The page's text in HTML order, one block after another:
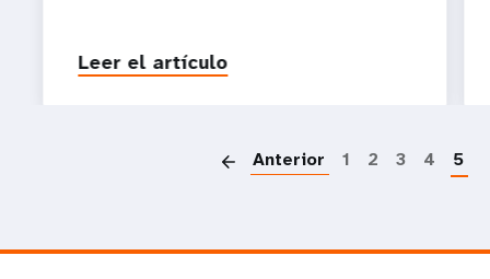
Leer el artículo
Anterior 1 2 3 4 5